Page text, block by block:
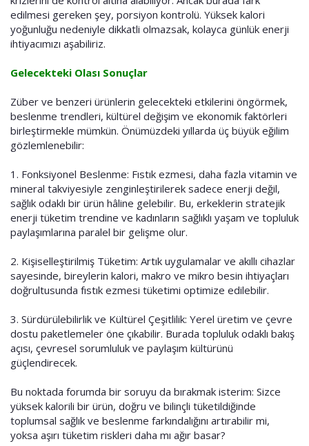
edilmesi gereken şey, porsiyon kontrolü. Yüksek kalori
yoğunluğu nedeniyle dikkatli olmazsak, kolayca günlük enerji
ihtiyacımızı aşabiliriz.
Gelecekteki Olası Sonuçlar
Züber ve benzeri ürünlerin gelecekteki etkilerini öngörmek,
beslenme trendleri, kültürel değişim ve ekonomik faktörleri
birleştirmekle mümkün. Önümüzdeki yıllarda üç büyük eğilim
gözlemlenebilir:
1. Fonksiyonel Beslenme: Fıstık ezmesi, daha fazla vitamin ve
mineral takviyesiyle zenginleştirilerek sadece enerji değil,
sağlık odaklı bir ürün hâline gelebilir. Bu, erkeklerin stratejik
enerji tüketim trendine ve kadınların sağlıklı yaşam ve topluluk
paylaşımlarına paralel bir gelişme olur.
2. Kişiselleştirilmiş Tüketim: Artık uygulamalar ve akıllı cihazlar
sayesinde, bireylerin kalori, makro ve mikro besin ihtiyaçları
doğrultusunda fıstık ezmesi tüketimi optimize edilebilir.
3. Sürdürülebilirlik ve Kültürel Çeşitlilik: Yerel üretim ve çevre
dostu paketlemeler öne çıkabilir. Burada topluluk odaklı bakış
açısı, çevresel sorumluluk ve paylaşım kültürünü
güçlendirecek.
Bu noktada forumda bir soruyu da bırakmak isterim: Sizce
yüksek kalorili bir ürün, doğru ve bilinçli tüketildiğinde
toplumsal sağlık ve beslenme farkındalığını artırabilir mi,
yoksa aşırı tüketim riskleri daha mı ağır basar?